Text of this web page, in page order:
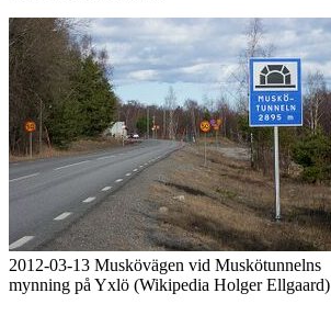
2012-03-13 Muskövägen vid Muskötunnelns
mynning på Yxlö (Wikipedia Holger Ellgaard)